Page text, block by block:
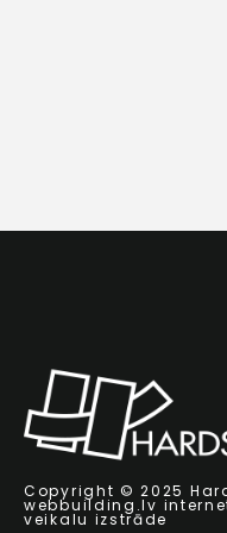
Copyright © 2025
webbuilding.lv
veikalu izstrāde